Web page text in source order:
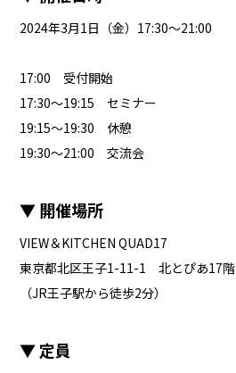
2024年3月1日（金）17:30～21:00
17:00 受付開始
17:30～19:15 セミナー
19:15～19:30 休憩
19:30～21:00 交流会
▼ 開催場所
VIEW＆KITCHEN QUAD17
東京都北区王子1-11-1 北とぴあ17階
（JR王子駅から徒歩2分）
▼ 定員